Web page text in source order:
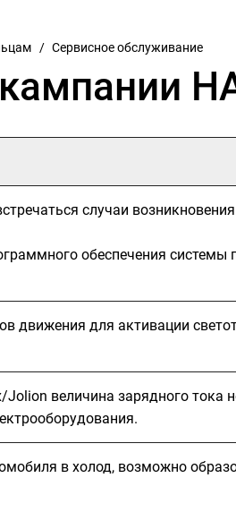
/ Сервисное обслуживание
случаи
обеспечения системы
движения для активации
величина зарядного тока
в холод, возможно